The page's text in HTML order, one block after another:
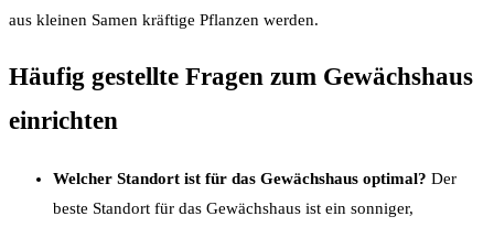
aus kleinen Samen kräftige Pflanzen werden.
Häufig gestellte Fragen zum Gewächshaus
einrichten
Welcher Standort ist für das Gewächshaus optimal? Der
beste Standort für das Gewächshaus ist ein sonniger,